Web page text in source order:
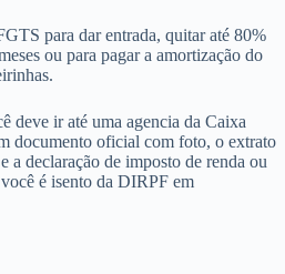
para dar entrada, quitar até 80%
ou para pagar a amortização do
deve ir até uma agencia da Caixa
documento oficial com foto, o extrato
a declaração de imposto de renda ou
é isento da DIRPF em